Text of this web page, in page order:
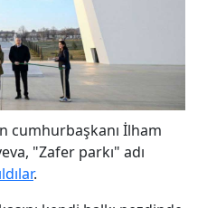
cumhurbaşkanı İlham
"Zafer parkı" adı
.